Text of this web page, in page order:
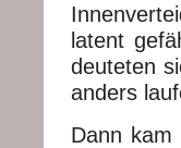
latent
deuteten
anders
Dann kam